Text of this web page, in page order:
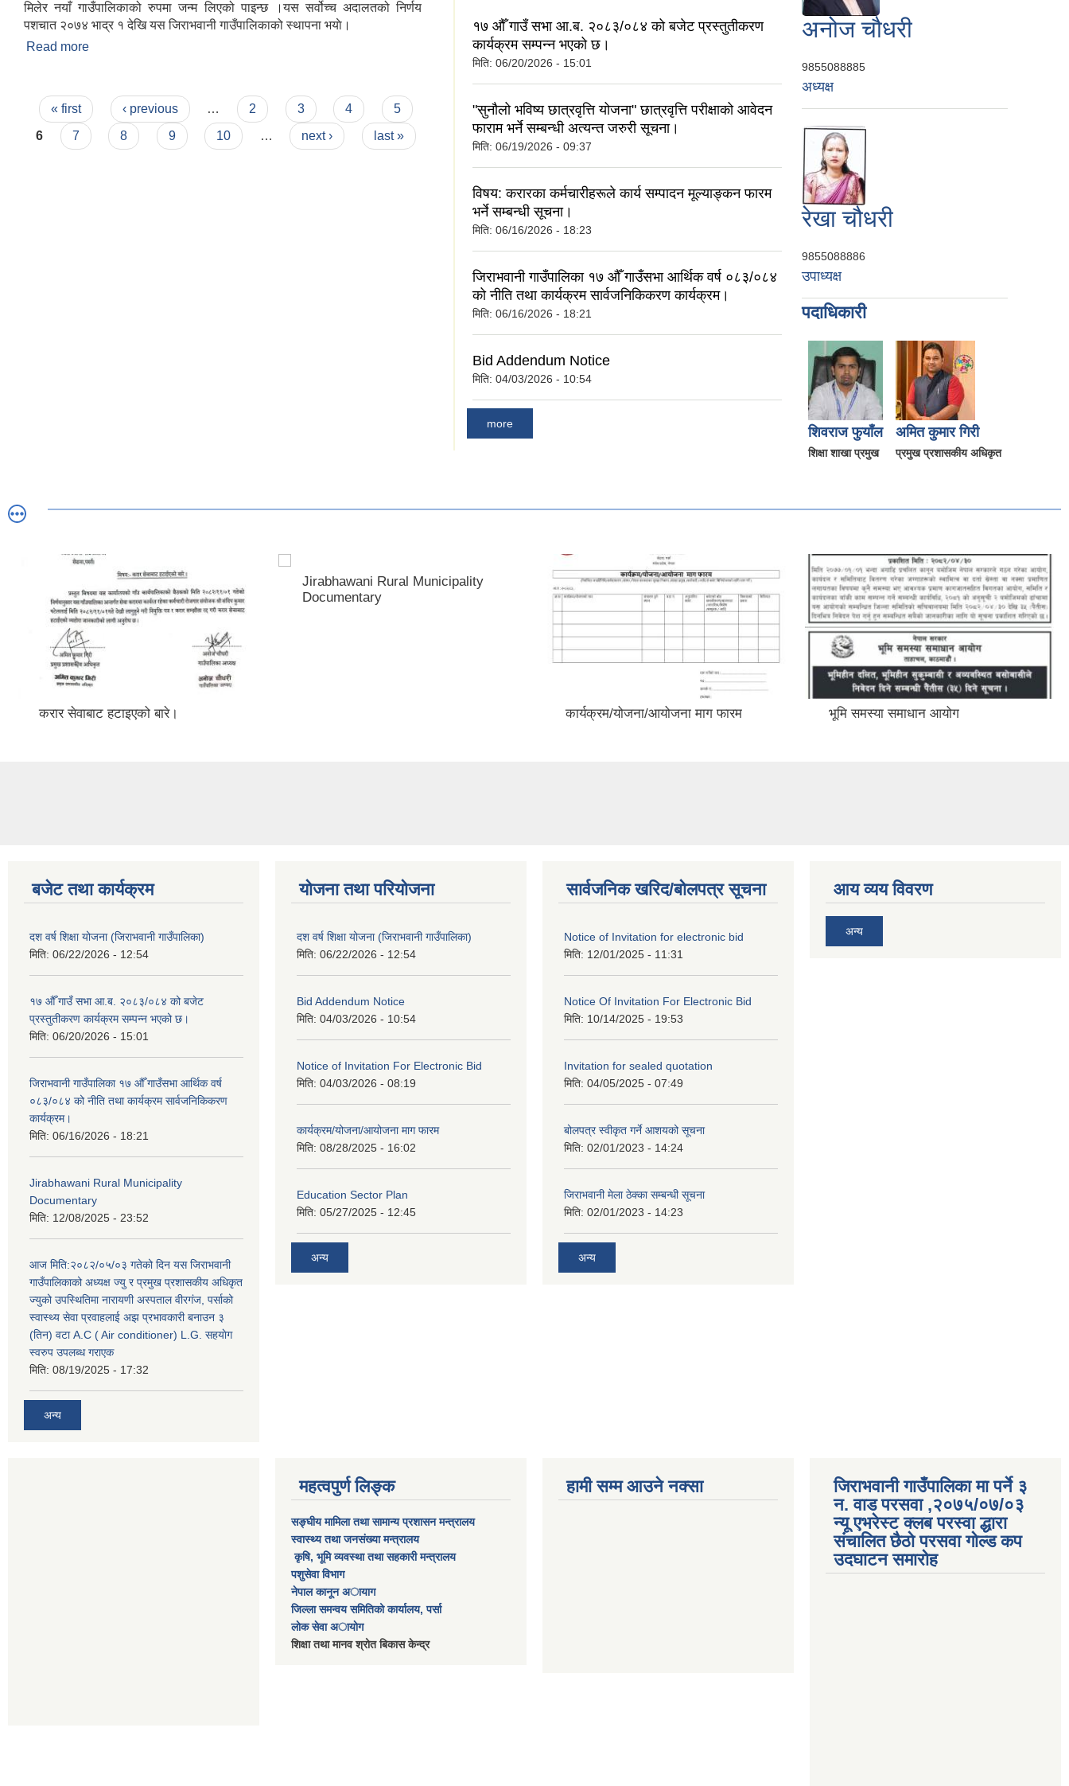
मिलेर नयाँ गाउँपालिकाको रुपमा जन्म लिएको पाइन्छ ।यस सर्वोच्च अदालतको निर्णय
पशचात २०७४ भाद्र १ देखि यस जिराभवानी गाउँपालिकाको स्थापना भयाे।
Read more
Pages
« first ‹ previous … 2 3 4
5
6
7 8 9 10 … next › last »
१७ औँ गाउँ सभा आ.ब. २०८३/०८४ को बजेट प्रस्तुतीकरण
कार्यक्रम सम्पन्न भएको छ।
मिति: 06/20/2026 - 15:01
"सुनौलो भविष्य छात्रवृत्ति योजना" छात्रवृत्ति परीक्षाको आवेदन
फाराम भर्ने सम्बन्धी अत्यन्त जरुरी सूचना।
मिति: 06/19/2026 - 09:37
विषय: करारका कर्मचारीहरूले कार्य सम्पादन मूल्याङ्कन फारम
भर्ने सम्बन्धी सूचना।
मिति: 06/16/2026 - 18:23
जिराभवानी गाउँपालिका १७ औँ गाउँसभा आर्थिक वर्ष ०८३/०८४
को नीति तथा कार्यक्रम सार्वजनिकिकरण कार्यक्रम।
मिति: 06/16/2026 - 18:21
Bid Addendum Notice
मिति: 04/03/2026 - 10:54
more
अनोज चौधरी
9855088885
अध्यक्ष
रेखा चौधरी
9855088886
उपाध्यक्ष
पदाधिकारी
शिवराज फुयाँल
शिक्षा शाखा प्रमुख
अमित कुमार गिरी
प्रमुख प्रशासकीय अधिकृत
करार सेवाबाट हटाइएको बारे।
Jirabhawani Rural Municipality
Documentary
कार्यक्रम/योजना/आयोजना माग फारम भूमि समस्या समाधान आयोग
बजेट तथा कार्यक्रम
दश वर्ष शिक्षा योजना (जिराभवानी गाउँपालिका)
मिति: 06/22/2026 - 12:54
१७ औँ गाउँ सभा आ.ब. २०८३/०८४ को बजेट
प्रस्तुतीकरण कार्यक्रम सम्पन्न भएको छ।
मिति: 06/20/2026 - 15:01
जिराभवानी गाउँपालिका १७ औँ गाउँसभा आर्थिक वर्ष
०८३/०८४ को नीति तथा कार्यक्रम सार्वजनिकिकरण
कार्यक्रम।
मिति: 06/16/2026 - 18:21
Jirabhawani Rural Municipality
Documentary
मिति: 12/08/2025 - 23:52
आज मिति:२०८२/०५/०३ गतेको दिन यस जिराभवानी
गाउँपालिकाको अध्यक्ष ज्यु र प्रमुख प्रशासकीय अधिकृत
ज्युको उपस्थितिमा नारायणी अस्पताल वीरगंज, पर्साको
स्वास्थ्य सेवा प्रवाहलाई अझ प्रभावकारी बनाउन ३
(तिन) वटा A.C ( Air conditioner) L.G. सहयाेग
स्वरुप उपलब्ध गराएक
मिति: 08/19/2025 - 17:32
अन्य
योजना तथा परियोजना
दश वर्ष शिक्षा योजना (जिराभवानी गाउँपालिका)
मिति: 06/22/2026 - 12:54
Bid Addendum Notice
मिति: 04/03/2026 - 10:54
Notice of Invitation For Electronic Bid
मिति: 04/03/2026 - 08:19
कार्यक्रम/योजना/आयोजना माग फारम
मिति: 08/28/2025 - 16:02
Education Sector Plan
मिति: 05/27/2025 - 12:45
अन्य
सार्वजनिक खरिद/बोलपत्र सूचना
Notice of Invitation for electronic bid
मिति: 12/01/2025 - 11:31
Notice Of Invitation For Electronic Bid
मिति: 10/14/2025 - 19:53
Invitation for sealed quotation
मिति: 04/05/2025 - 07:49
बोलपत्र स्वीकृत गर्ने आशयको सूचना
मिति: 02/01/2023 - 14:24
जिराभवानी मेला ठेक्का सम्बन्धी सूचना
मिति: 02/01/2023 - 14:23
अन्य
आय व्यय विवरण
अन्य
महत्वपुर्ण लिङ्क
सङ्घीय मामिला तथा सामान्य प्रशासन मन्त्रालय​
स्वास्थ्य तथा जनसंख्या मन्त्रालय
कृषि, भूमि व्यवस्था तथा सहकारी मन्त्रालय​
पशुसेवा विभाग​
नेपाल कानून अायाग
जिल्ला समन्वय समितिको कार्यालय, पर्सा
लाेक सेवा अायाेग
शिक्षा तथा मानव श्रोत बिकास केन्द्र
हामी सम्म आउने नक्सा
जिराभवानी गाउँपालिका मा पर्ने ३
न. वाड परसवा ,२०७५/०७/०३
न्यू एभरेस्ट क्लब परस्वा द्धारा
संचालित छैठो परसवा गोल्ड कप
उदघाटन समारोह